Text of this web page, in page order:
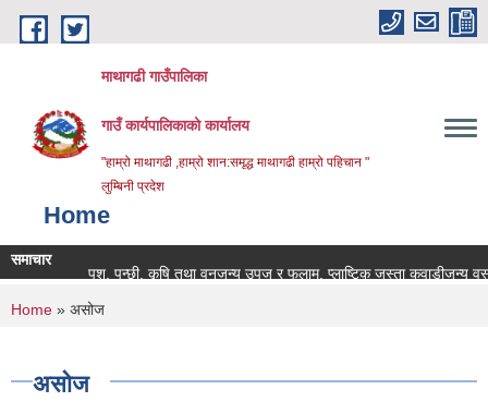
Skip to main content
माथागढी गाउँपालिका
गाउँ कार्यपालिकाको कार्यालय
"हाम्रो माथागढी ,हाम्रो शान:समृद्ध माथागढी हाम्रो पहिचान "
लुम्बिनी प्रदेश
Home
समाचार
पशु, पन्छी, कृषि तथा वनजन्य उपज र फलाम, प्लाष्टिक जस्ता कवाडीजन्य
You are here
Home » असोज
असोज